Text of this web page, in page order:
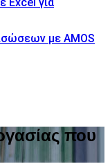
με AMOS
που